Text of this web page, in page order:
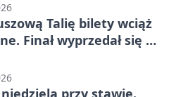
Talię bilety wciąż
Finał wyprzedał się w